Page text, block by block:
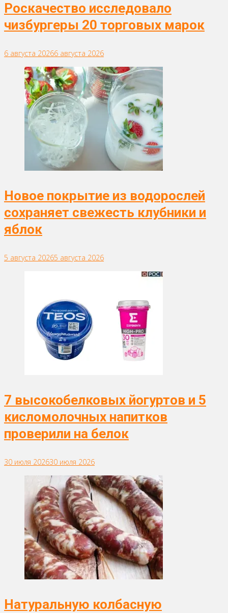
Роскачество исследовало
чизбургеры 20 торговых марок
6 августа 20266 августа 2026
Новое покрытие из водорослей
сохраняет свежесть клубники и
яблок
5 августа 20265 августа 2026
7 высокобелковых йогуртов и 5
кисломолочных напитков
проверили на белок
30 июля 202630 июля 2026
Натуральную колбасную